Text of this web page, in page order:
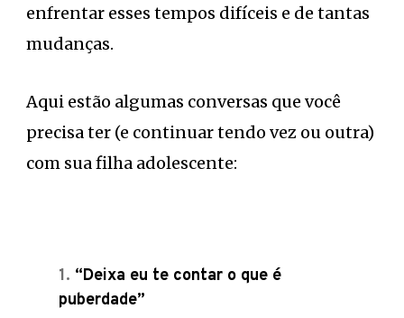
enfrentar esses tempos difíceis e de tantas
mudanças.
Aqui estão algumas conversas que você
precisa ter (e continuar tendo vez ou outra)
com sua filha adolescente:
“Deixa eu te contar o que é
puberdade”